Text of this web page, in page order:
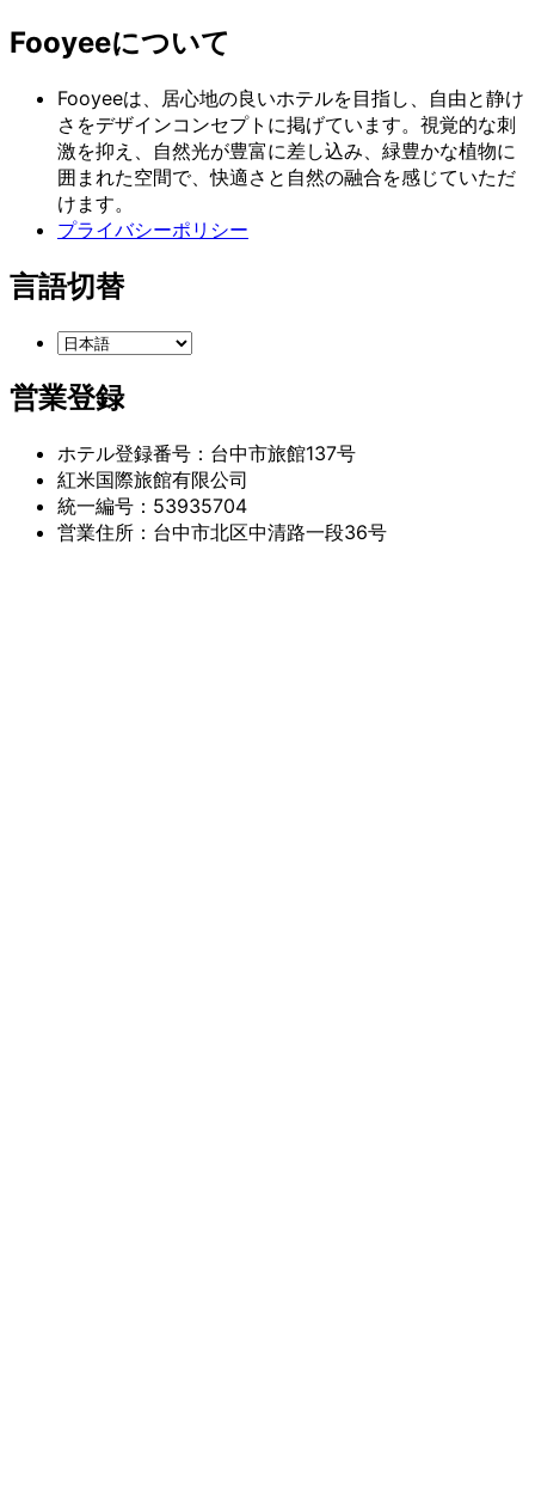
Fooyeeについて
Fooyeeは、居心地の良いホテルを目指し、自由と静け
さをデザインコンセプトに掲げています。視覚的な刺
激を抑え、自然光が豊富に差し込み、緑豊かな植物に
囲まれた空間で、快適さと自然の融合を感じていただ
けます。
プライバシーポリシー
言語切替
営業登録
ホテル登録番号：台中市旅館137号
紅米国際旅館有限公司
統一編号：53935704
営業住所：台中市北区中清路一段36号